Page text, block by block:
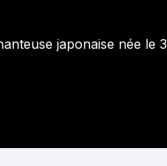
japonaise née le